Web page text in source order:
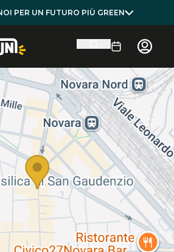
PER UN FUTURO PIÙ GREEN